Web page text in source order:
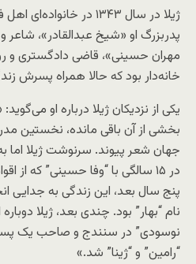
ژیلا در سال ۱۳۴۳ در
پدربزرگ‌ او «شیخ عبدالقادر»،
مهران حسینی»، قاضی دادگستری و
خانه‌دار بود که حالا همراه پسرش
یکی از نزدیکان ژیلا درباره‌ او
بخشی از آن باقی مانده، نخستین
جهان شعر پیوند. سرنوشت ژیلا اما
در ۱۵ سالگی با “وفا حسینی” که از
پنج سال بعد، این زندگی به جدایی
نام “بهار” بود. چندی بعد، ژیلا
نوسودی” در سنندج و صاحب یک
“رامین” و “ژینا” شد.»